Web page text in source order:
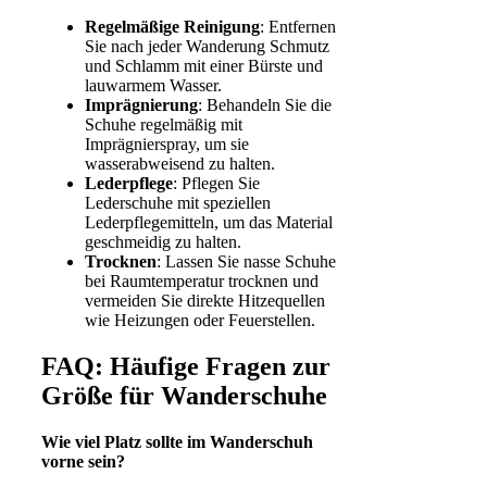
Regelmäßige Reinigung: Entfernen
Sie nach jeder Wanderung Schmutz
und Schlamm mit einer Bürste und
lauwarmem Wasser.
Imprägnierung: Behandeln Sie die
Schuhe regelmäßig mit
Imprägnierspray, um sie
wasserabweisend zu halten.
Lederpflege: Pflegen Sie
Lederschuhe mit speziellen
Lederpflegemitteln, um das Material
geschmeidig zu halten.
Trocknen: Lassen Sie nasse Schuhe
bei Raumtemperatur trocknen und
vermeiden Sie direkte Hitzequellen
wie Heizungen oder Feuerstellen.
FAQ: Häufige Fragen zur
Größe für Wanderschuhe
Wie viel Platz sollte im Wanderschuh
vorne sein?